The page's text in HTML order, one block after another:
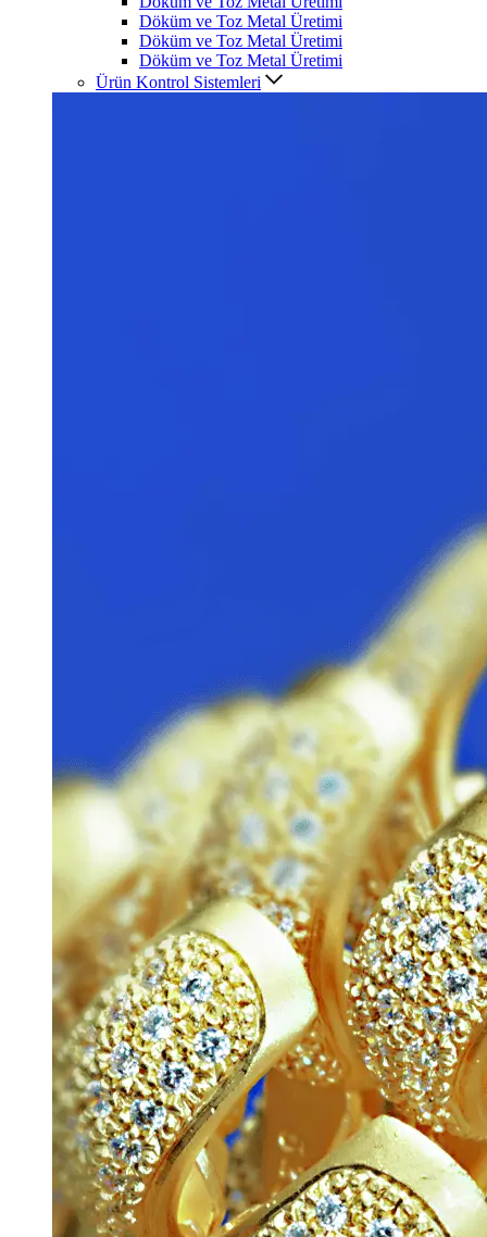
Döküm ve Toz Metal Üretimi
Döküm ve Toz Metal Üretimi
Döküm ve Toz Metal Üretimi
Ürün Kontrol Sistemleri